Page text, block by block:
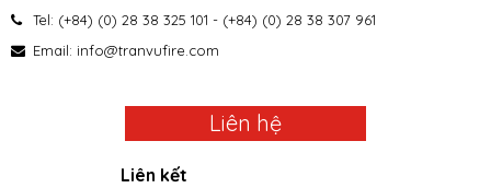
Tel: (+84) (0) 28 38 325 101 - (+84) (0) 28 38 307 961
Email: info@tranvufire.com
Liên hệ
Liên kết